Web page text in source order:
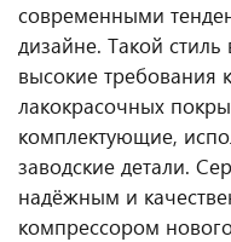
современными
дизайне. Такой
высокие требования
лакокрасочных
комплектующие,
заводские детали.
надёжным и
компрессором